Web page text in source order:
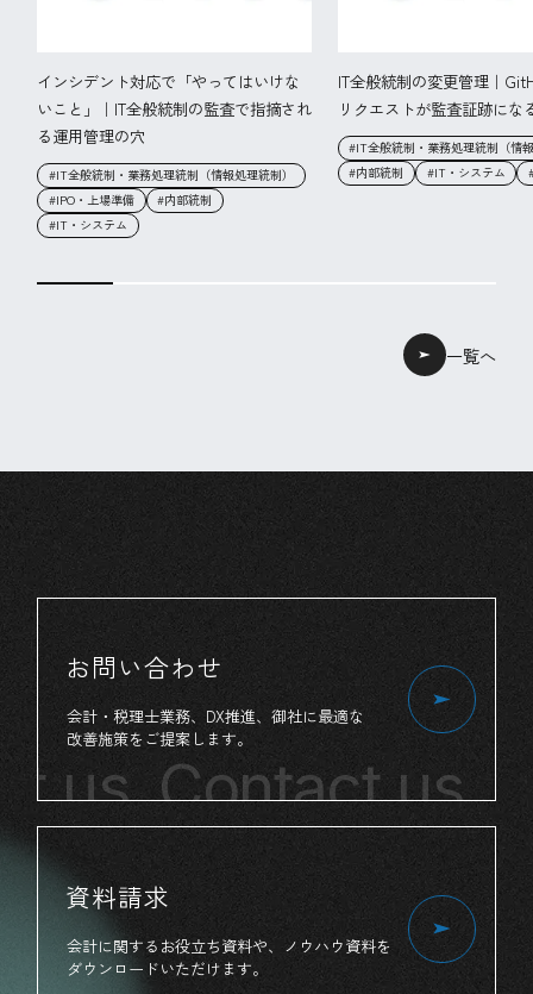
一覧へ
インシデント対応で「やってはいけな
いこと」｜IT全般統制の監査で指摘され
る運用管理の穴
#IT全般統制・業務処理統制（情報処理統制）
#IPO・上場準備
#内部統制
#IT・システム
IT全般統制の変更管理｜
リクエストが監査証跡にな
#IT全般統制・業務処理統制（情
#内部統制
#IT・システム
usContact us
お問い合わせ
会計・税理士業務、 DX推進、 御社に最適な
改善施策を ご提案します。
資料請求
会計に関する お役立ち資料や、 ノウハウ資料を
ダウンロードいただけます。